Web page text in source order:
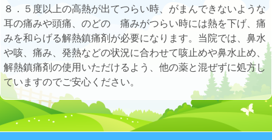
８．５度以上の高熱が出てつらい時、がまんできないような
耳の痛みや頭痛、のどの 痛みがつらい時には熱を下げ、痛
みを和らげる解熱鎮痛剤が必要になります。当院では、鼻水
や咳、痛み、発熱などの状況に合わせて咳止めや鼻水止め、
解熱鎮痛剤の使用いただけるよう、他の薬と混ぜずに処方し
ていますのでご安心ください。